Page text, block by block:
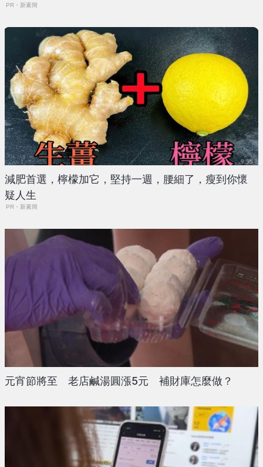
PR・新素簡
減肥首選，檸檬加它，堅持一週，腰細了，瘦到你懷
疑人生
PR・新素簡
元宵節將至 老店鹹湯圓漲5元 補財庫怎麼做？